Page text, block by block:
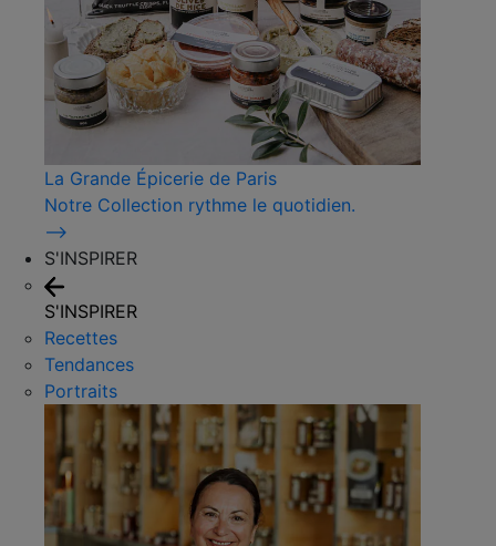
La Grande Épicerie de Paris
Notre Collection rythme le quotidien.
⟶
S'INSPIRER
S'INSPIRER
Recettes
Tendances
Portraits